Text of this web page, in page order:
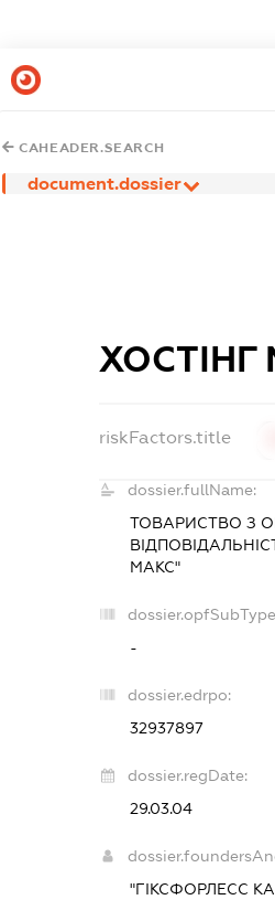
CAHEADER.SEARCH
document.dossier
ХОСТІНГ
riskFactors.title
dossier.fullName:
ТОВАРИСТВО З
МАКС"
-
dossier.edrpo:
32937897
dossier.regDate:
29.03.04
"ГІКСФОРЛЕСС